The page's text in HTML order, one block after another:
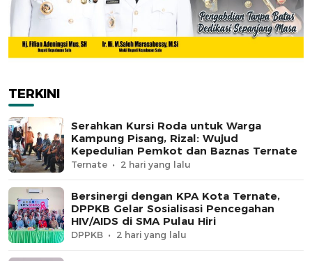
TERKINI
Serahkan Kursi Roda untuk Warga
Kampung Pisang, Rizal: Wujud
Kepedulian Pemkot dan Baznas Ternate
Ternate 2 hari yang lalu
Bersinergi dengan KPA Kota Ternate,
DPPKB Gelar Sosialisasi Pencegahan
HIV/AIDS di SMA Pulau Hiri
DPPKB 2 hari yang lalu